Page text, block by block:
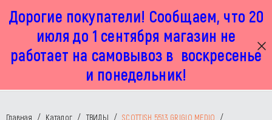
Дорогие покупатели! Сообщаем, что 20
июля до 1 сентября магазин не
работает на самовывоз в воскресенье
и понедельник!
г. Москва, Маленковская 32 стр 2А
пн-пт с 11:00 до 19:00, сб с 11:00 до 17:00
+7 925 449 67 92
Главная / Каталог / ТВИДЫ / SCOTTISH 5513 GRIGIO MEDIO /